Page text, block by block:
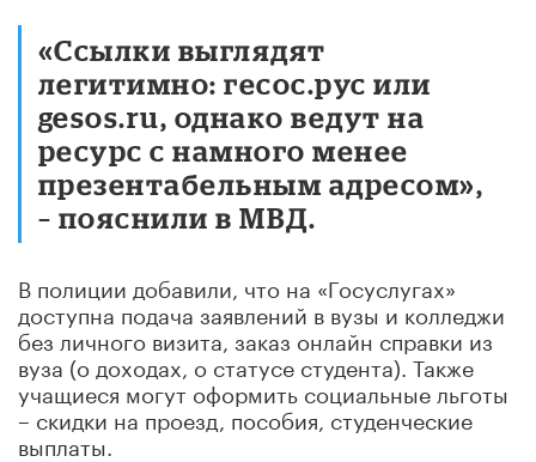
«Ссылки выглядят
легитимно: гесос.рус или
gesos.ru, однако ведут на
ресурс с намного менее
презентабельным адресом»,
– пояснили в МВД.
В полиции добавили, что на «Госуслугах»
доступна подача заявлений в вузы и колледжи
без личного визита, заказ онлайн справки из
вуза (о доходах, о статусе студента). Также
учащиеся могут оформить социальные льготы
– скидки на проезд, пособия, студенческие
выплаты.